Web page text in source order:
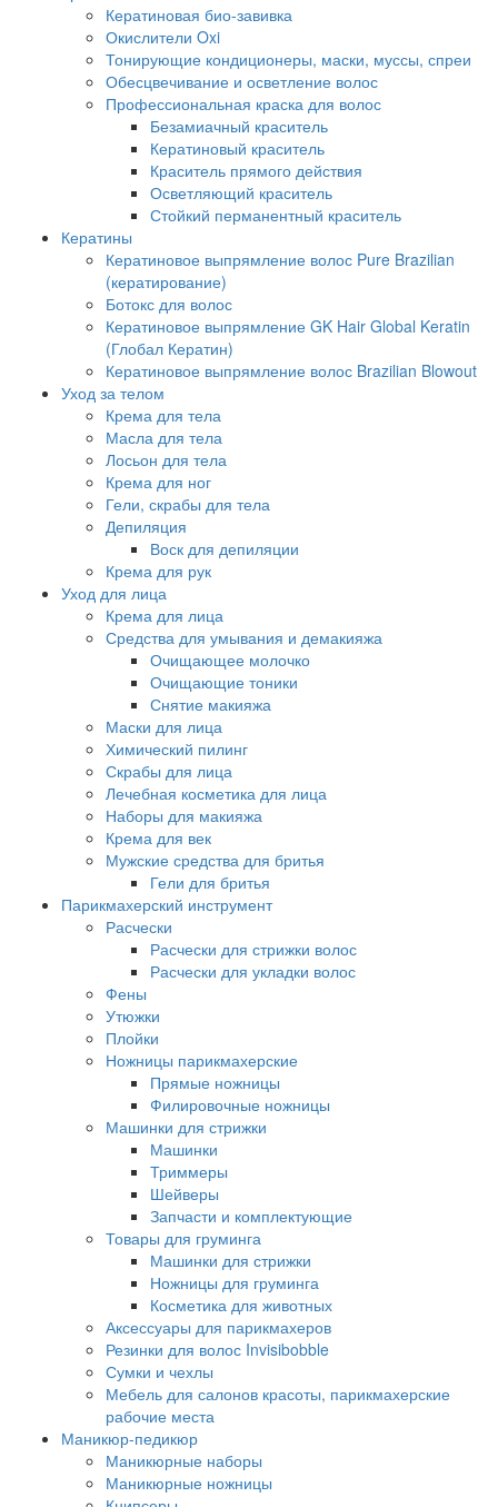
Кератиновая био-завивка
Окислители Oxi
Тонирующие кондиционеры, маски, муссы, спреи
Обесцвечивание и осветление волос
Профессиональная краска для волос
Безамиачный краситель
Кератиновый краситель
Краситель прямого действия
Осветляющий краситель
Стойкий перманентный краситель
Кератины
Кератиновое выпрямление волос Pure Brazilian
(кератирование)
Ботокс для волос
Кератиновое выпрямление GK Hair Global Keratin
(Глобал Кератин)
Кератиновое выпрямление волос Brazilian Blowout
Уход за телом
Крема для тела
Масла для тела
Лосьон для тела
Крема для ног
Гели, скрабы для тела
Депиляция
Воск для депиляции
Крема для рук
Уход для лица
Крема для лица
Средства для умывания и демакияжа
Очищающее молочко
Очищающие тоники
Снятие макияжа
Маски для лица
Химический пилинг
Скрабы для лица
Лечебная косметика для лица
Наборы для макияжа
Крема для век
Мужские средства для бритья
Гели для бритья
Парикмахерский инструмент
Расчески
Расчески для стрижки волос
Расчески для укладки волос
Фены
Утюжки
Плойки
Ножницы парикмахерские
Прямые ножницы
Филировочные ножницы
Машинки для стрижки
Машинки
Триммеры
Шейверы
Запчасти и комплектующие
Товары для груминга
Машинки для стрижки
Ножницы для груминга
Косметика для животных
Аксессуары для парикмахеров
Резинки для волос Invisibobble
Сумки и чехлы
Мебель для салонов красоты, парикмахерские
рабочие места
Маникюр-педикюр
Маникюрные наборы
Маникюрные ножницы